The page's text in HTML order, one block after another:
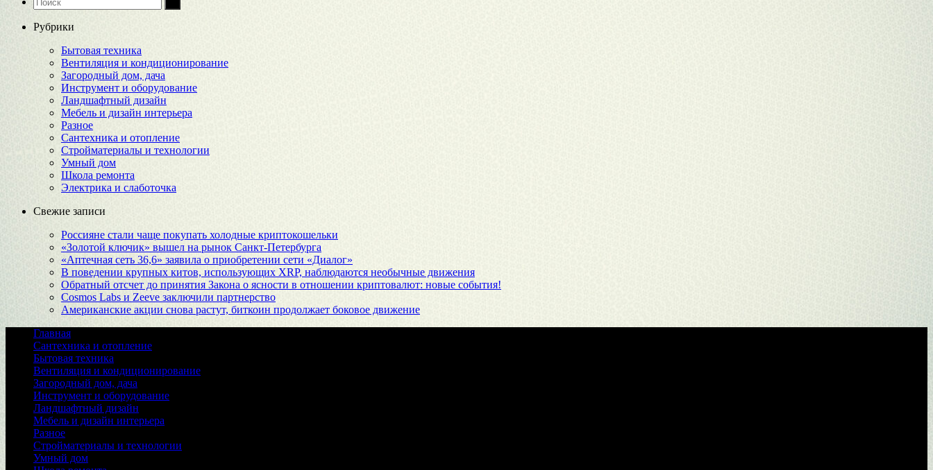
Рубрики
Бытовая техника
Вентиляция и кондиционирование
Загородный дом, дача
Инструмент и оборудование
Ландшафтный дизайн
Мебель и дизайн интерьера
Разное
Сантехника и отопление
Стройматериалы и технологии
Умный дом
Школа ремонта
Электрика и слаботочка
Свежие записи
Россияне стали чаще покупать холодные криптокошельки
«Золотой ключик» вышел на рынок Санкт‑Петербурга
«Аптечная сеть 36,6» заявила о приобретении сети «Диалог»
В поведении крупных китов, использующих XRP, наблюдаются необычные движения
Обратный отсчет до принятия Закона о ясности в отношении криптовалют: новые события!
Cosmos Labs и Zeeve заключили партнерство
Американские акции снова растут, биткоин продолжает боковое движение
Главная
Сантехника и отопление
Бытовая техника
Вентиляция и кондиционирование
Загородный дом, дача
Инструмент и оборудование
Ландшафтный дизайн
Мебель и дизайн интерьера
Разное
Стройматериалы и технологии
Умный дом